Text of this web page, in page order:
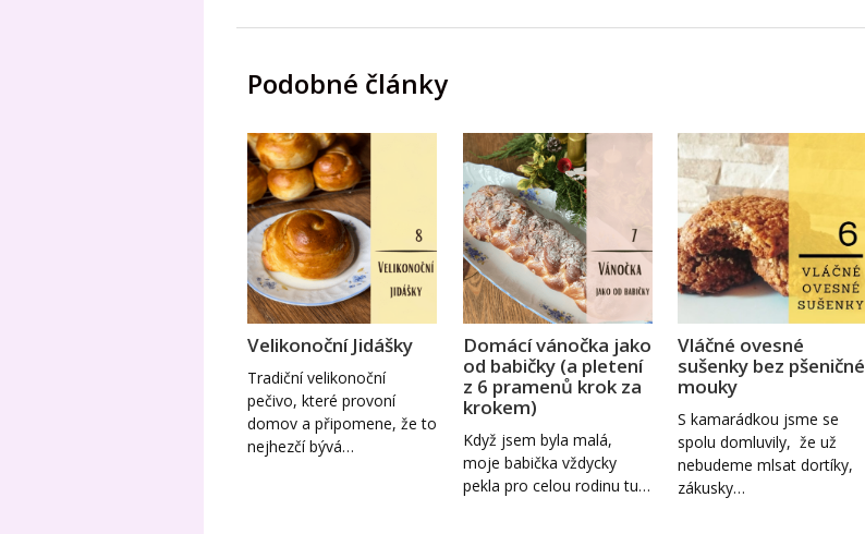
Podobné články
Velikonoční Jidášky
Tradiční velikonoční
pečivo, které provoní
domov a připomene, že to
nejhezčí bývá…
Domácí vánočka jako
od babičky (a pletení
z 6 pramenů krok za
krokem)
Když jsem byla malá,
moje babička vždycky
pekla pro celou rodinu tu…
Vláčné ovesné
sušenky bez pšeničné
mouky
S kamarádkou jsme se
spolu domluvily, že už
nebudeme mlsat dortíky,
zákusky…